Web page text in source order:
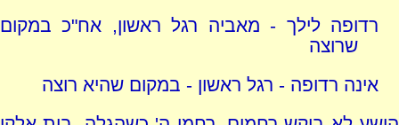
רדופה לילך - מאביה רגל ראשון, אח"כ במקום
שרוצה
אינה רדופה - רגל ראשון - במקום שהיא רוצה